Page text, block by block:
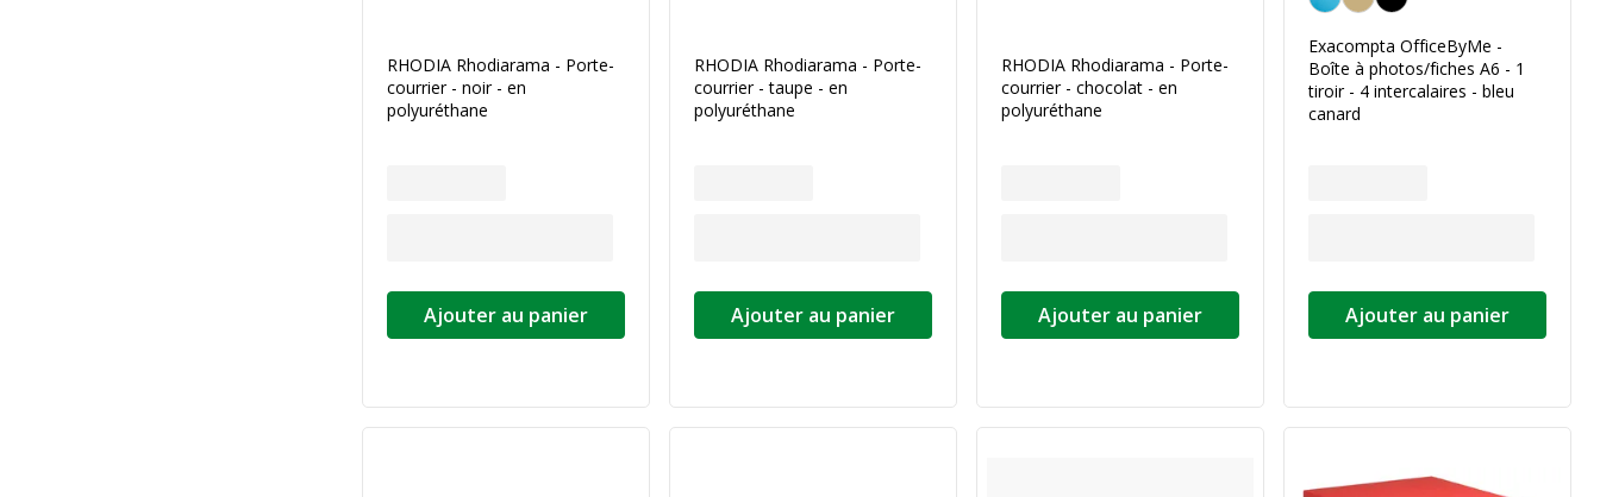
RHODIA Rhodiarama - Porte-
courrier - noir - en
polyuréthane
Ajouter au panier
RHODIA Rhodiarama - Porte-
courrier - taupe - en
polyuréthane
Ajouter au panier
RHODIA Rhodiarama - Porte-
courrier - chocolat - en
polyuréthane
Ajouter au panier
Exacompta OfficeByMe -
Boîte à photos/fiches A6 - 1
tiroir - 4 intercalaires - bleu
canard
Ajouter au panier